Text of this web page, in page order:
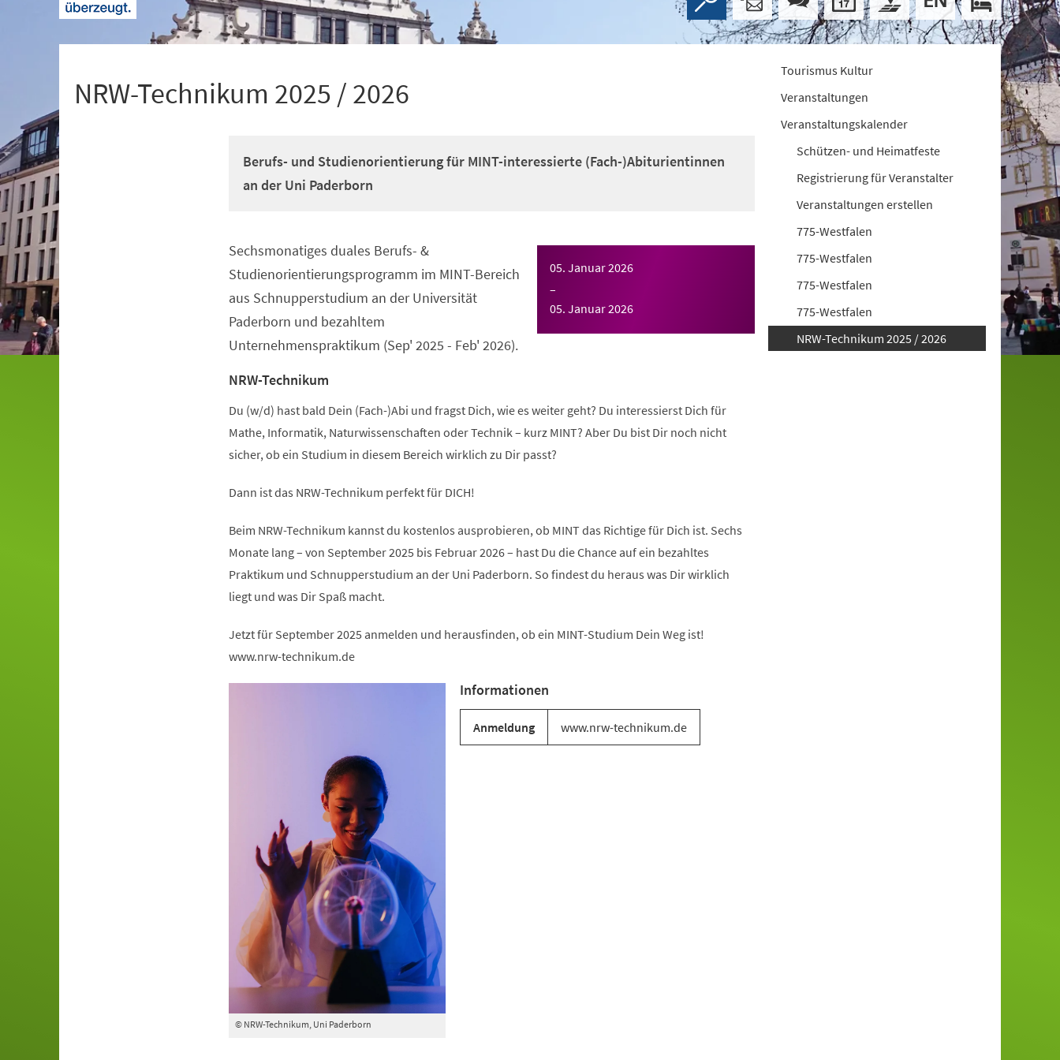
NRW-Technikum 2025 / 2026
Berufs- und Studienorientierung für MINT-interessierte (Fach-)Abiturientinnen
an der Uni Paderborn
05. Januar 2026
–
05. Januar 2026
Sechsmonatiges duales Berufs- &
Studienorientierungsprogramm im MINT-Bereich
aus Schnupperstudium an der Universität
Paderborn und bezahltem
Unternehmenspraktikum (Sep' 2025 - Feb' 2026).
NRW-Technikum
Du (w/d) hast bald Dein (Fach-)Abi und fragst Dich, wie es weiter geht? Du interessierst Dich für
Mathe, Informatik, Naturwissenschaften oder Technik – kurz MINT? Aber Du bist Dir noch nicht
sicher, ob ein Studium in diesem Bereich wirklich zu Dir passt?
Dann ist das NRW-Technikum perfekt für DICH!
Beim NRW-Technikum kannst du kostenlos ausprobieren, ob MINT das Richtige für Dich ist. Sechs
Monate lang – von September 2025 bis Februar 2026 – hast Du die Chance auf ein bezahltes
Praktikum und Schnupperstudium an der Uni Paderborn. So findest du heraus was Dir wirklich
liegt und was Dir Spaß macht.
Jetzt für September 2025 anmelden und herausfinden, ob ein MINT-Studium Dein Weg ist!
www.nrw-technikum.de
© NRW-Technikum, Uni Paderborn
Informationen
Anmeldung www.nrw-technikum.de
Tourismus Kultur
Veranstaltungen
Veranstaltungskalender
Schützen- und Heimatfeste
Registrierung für Veranstalter
Veranstaltungen erstellen
775-Westfalen
775-Westfalen
775-Westfalen
775-Westfalen
NRW-Technikum 2025 / 2026